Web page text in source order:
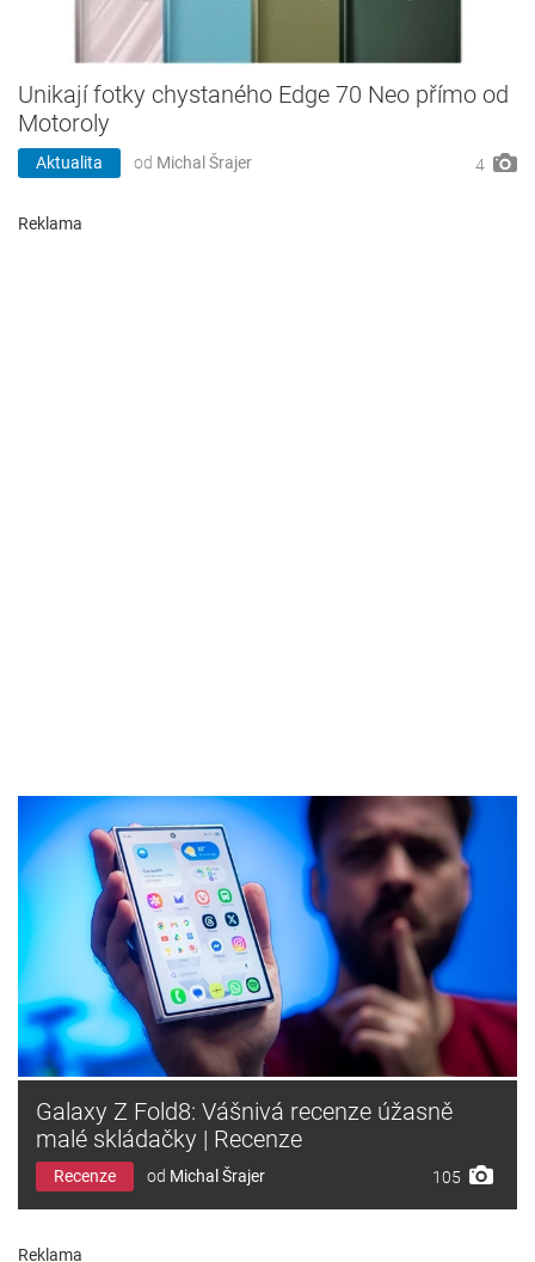
Unikají fotky chystaného Edge 70 Neo přímo od
Motoroly
Aktualita od Michal Šrajer 4
Reklama
Galaxy Z Fold8: Vášnivá recenze úžasně
malé skládačky | Recenze
Recenze od Michal Šrajer 105
Reklama